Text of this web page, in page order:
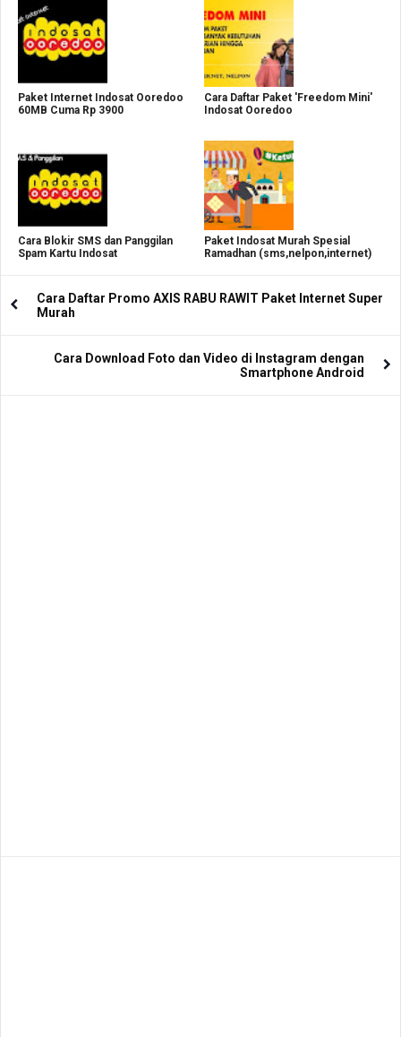
Paket Internet Indosat Ooredoo
60MB Cuma Rp 3900
Cara Daftar Paket 'Freedom Mini'
Indosat Ooredoo
Cara Blokir SMS dan Panggilan
Spam Kartu Indosat
Paket Indosat Murah Spesial
Ramadhan (sms,nelpon,internet)
Cara Daftar Promo AXIS RABU RAWIT Paket Internet Super
Murah
Cara Download Foto dan Video di Instagram dengan
Smartphone Android